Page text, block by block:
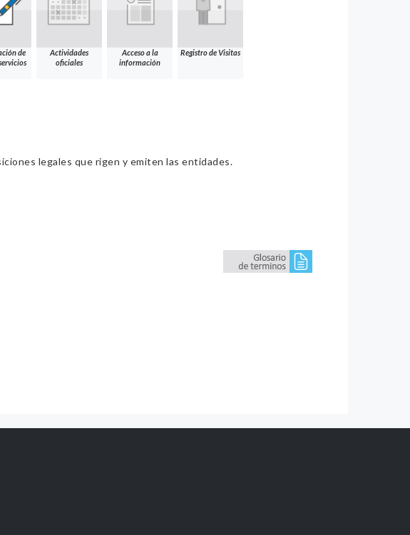
de
Actividades
oficiales
Acceso a la
información
Registro de Visitas
legales que rigen y emiten las entidades.